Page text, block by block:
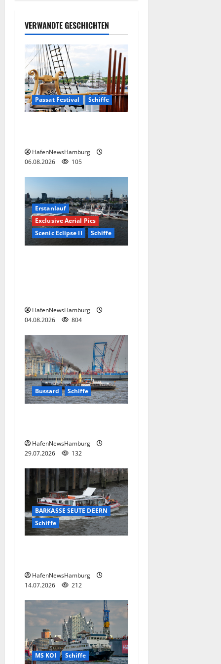
VERWANDTE GESCHICHTEN
Passat Festival Schiffe
HafenNewsHamburg
06.08.2026
105
Erstanlauf
Exclusive Aerial Pics
Scenic Eclipse II
Schiffe
HafenNewsHamburg
04.08.2026
804
Bussard Schiffe
HafenNewsHamburg
29.07.2026
132
BARKASSE SEUTE DEERN
Schiffe
HafenNewsHamburg
14.07.2026
212
MS KOI Schiffe